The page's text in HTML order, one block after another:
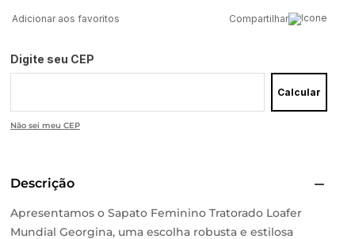
Compartilhar
Digite seu CEP
Calcular
Não sei meu CEP
Descrição
Apresentamos o Sapato Feminino Tratorado Loafer
Mundial Georgina, uma escolha robusta e estilosa